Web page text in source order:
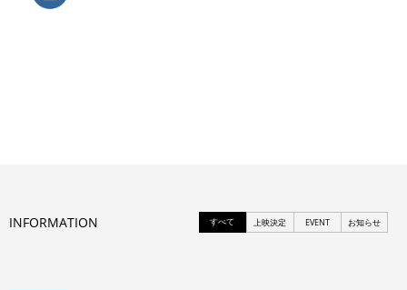
INFORMATION すべて 上映決定 EVENT お知らせ